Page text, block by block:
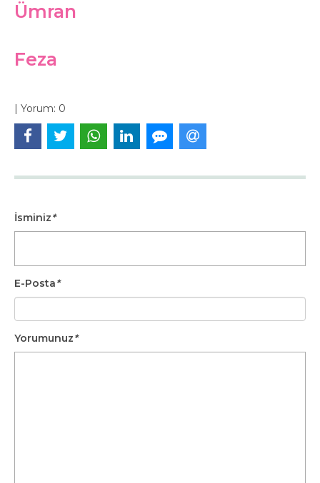
Ümran
Feza
| Yorum: 0
İsminiz*
E-Posta*
Yorumunuz*